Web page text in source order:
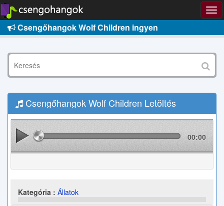
Csengőhangok Wolf Children ingyen
Csengőhangok Wolf Children Letöltés
00:00
Kategória : Állatok